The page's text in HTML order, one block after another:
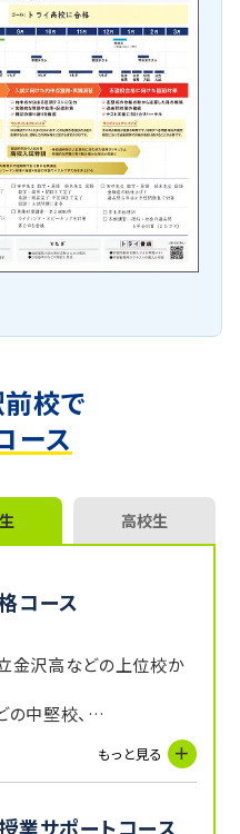
校で
ース
高校生
コース
金沢高などの上位校か
中堅校、
高などの普通校まで、そ
準に、どの分野・単元を
新の受験傾向と照らし
キュラムを作成します。
もっと見る
業サポートコース